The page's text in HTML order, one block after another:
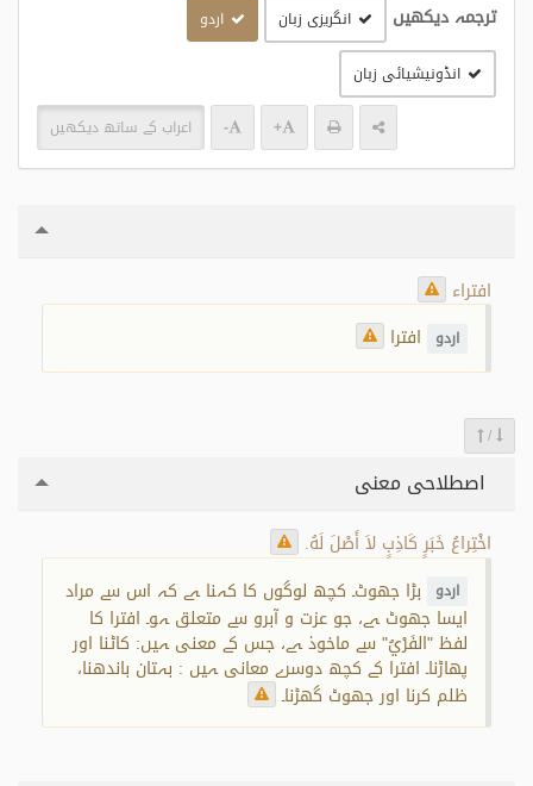
ترجمہ دیکھیں انگریزی زبان اردو
انڈونیشیائی زبان
+
- اعراب کے ساتھ دیکھیں
افتراء
اردو افترا
/
اصطلاحی معنی
اخْتِراعُ خَبَرٍ كَاذِبٍ لاَ أَصْلَ لَهُ.
اردو
بڑا جھوٹ۔ کچھ لوگوں کا کہنا ہے کہ اس سے مراد
ایسا جھوٹ ہے، جو عزت و آبرو سے متعلق ہو۔ افترا کا
لفظ "الفَرْيُ" سے ماخوذ ہے، جس کے معنی ہیں: کاٹنا اور
پھاڑنا۔ افترا کے کچھ دوسرے معانی ہیں : بہتان باندھنا،
ظلم کرنا اور جھوٹ گھڑنا۔